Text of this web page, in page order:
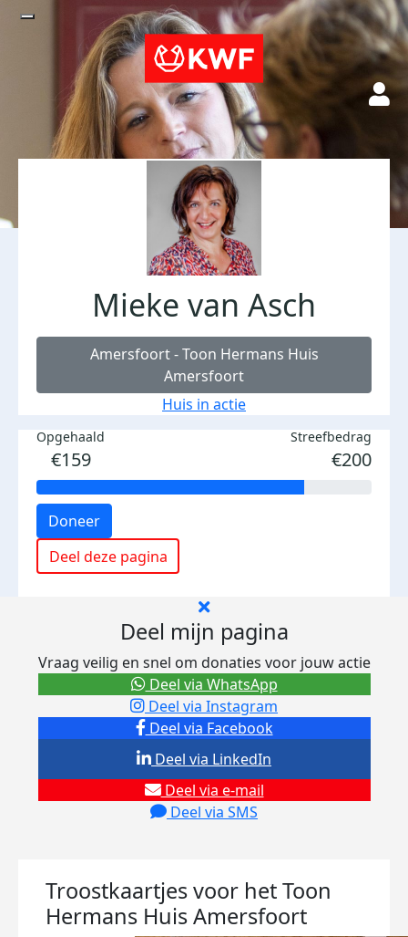
Mieke van Asch
Amersfoort - Toon Hermans Huis
Amersfoort
Huis in actie
Opgehaald
€159
Streefbedrag
€200
Doneer
Deel deze pagina
Deel mijn pagina
Vraag veilig en snel om donaties voor jouw actie
Deel via Facebook
Deel via Instagram
Deel via e-mail
Deel via SMS
Deel via LinkedIn
Deel via WhatsApp
Troostkaartjes voor het Toon
Hermans Huis Amersfoort